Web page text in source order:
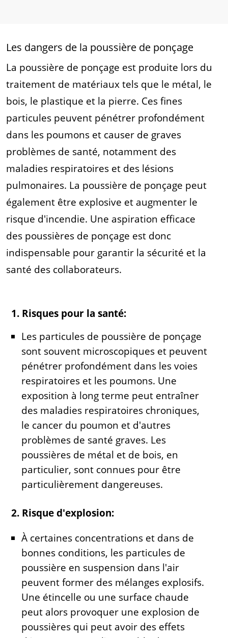
Les dangers de la poussière de ponçage
La poussière de ponçage est produite lors du
traitement de matériaux tels que le métal, le
bois, le plastique et la pierre. Ces fines
particules peuvent pénétrer profondément
dans les poumons et causer de graves
problèmes de santé, notamment des
maladies respiratoires et des lésions
pulmonaires. La poussière de ponçage peut
également être explosive et augmenter le
risque d'incendie. Une aspiration efficace
des poussières de ponçage est donc
indispensable pour garantir la sécurité et la
santé des collaborateurs.
1. Risques pour la santé:
Les particules de poussière de ponçage
sont souvent microscopiques et peuvent
pénétrer profondément dans les voies
respiratoires et les poumons. Une
exposition à long terme peut entraîner
des maladies respiratoires chroniques,
le cancer du poumon et d'autres
problèmes de santé graves. Les
poussières de métal et de bois, en
particulier, sont connues pour être
particulièrement dangereuses.
2. Risque d'explosion:
À certaines concentrations et dans de
bonnes conditions, les particules de
poussière en suspension dans l'air
peuvent former des mélanges explosifs.
Une étincelle ou une surface chaude
peut alors provoquer une explosion de
poussières qui peut avoir des effets